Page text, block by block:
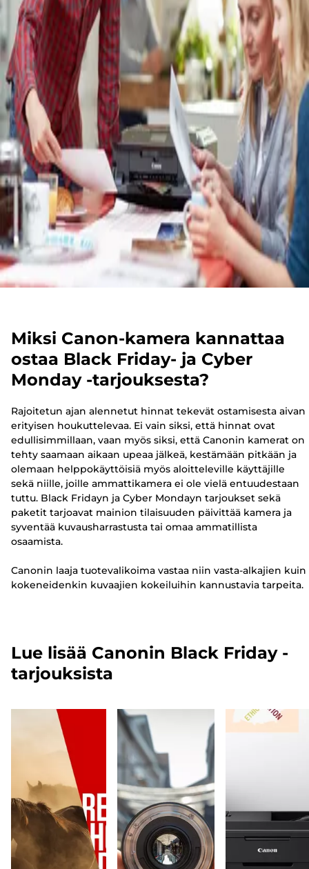
Miksi Canon-kamera kannattaa
ostaa Black Friday- ja Cyber
Monday -tarjouksesta?
Rajoitetun ajan alennetut hinnat tekevät ostamisesta aivan
erityisen houkuttelevaa. Ei vain siksi, että hinnat ovat
edullisimmillaan, vaan myös siksi, että Canonin kamerat on
tehty saamaan aikaan upeaa jälkeä, kestämään pitkään ja
olemaan helppokäyttöisiä myös aloitteleville käyttäjille
sekä niille, joille ammattikamera ei ole vielä entuudestaan
tuttu. Black Fridayn ja Cyber Mondayn tarjoukset sekä
paketit tarjoavat mainion tilaisuuden päivittää kamera ja
syventää kuvausharrastusta tai omaa ammatillista
osaamista.
Canonin laaja tuotevalikoima vastaa niin vasta-alkajien kuin
kokeneidenkin kuvaajien kokeiluihin kannustavia tarpeita.
Lue lisää Canonin Black Friday -
tarjouksista